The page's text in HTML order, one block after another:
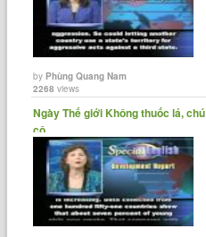
byPhùng Quang Nam
2268 views
Ngày Thế giới Không thuốc lá,
cô......